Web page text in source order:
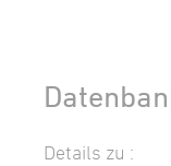
Details zu :